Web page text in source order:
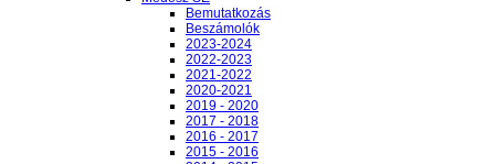
Bemutatkozás
Beszámolók
2023-2024
2022-2023
2021-2022
2020-2021
2019 - 2020
2017 - 2018
2016 - 2017
2015 - 2016